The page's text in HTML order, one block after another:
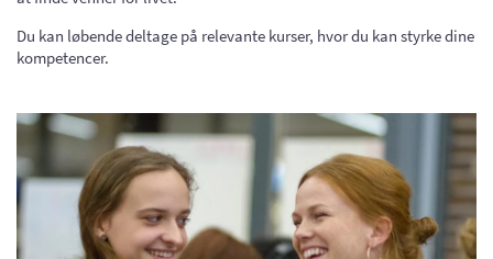
Du kan løbende deltage på relevante kurser, hvor du kan styrke dine
kompetencer.